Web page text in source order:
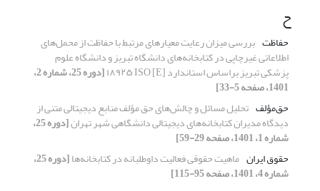
ح
حفاظت بررسی میزان رعایت معیار‌های مرتبط با حفاظت از محمل‌های
اطلاعاتی غیرچاپی در کتابخانه‌‌های دانشگاه تبریز و دانشگاه علوم
‌پزشکی تبریز براساس استاندارد [E] ۱۸۹۲۵ ISO [دوره 25، شماره 2،
1401، صفحه 5-33]
حق‌مؤلف تحلیل مسائل و چالش‌های حق ‏‌مؤلف منابع دیجیتالی متنی از
دیدگاه مدیران کتابخانه‌های دیجیتالی دانشگاهی شهر تهران [دوره 25،
شماره 1، 1401، صفحه 29-59]
حقوق ایران ماهیت حقوقی فعالیت داوطلبانه در کتابخانه‌ها [دوره 25،
شماره 4، 1401، صفحه 95-115]